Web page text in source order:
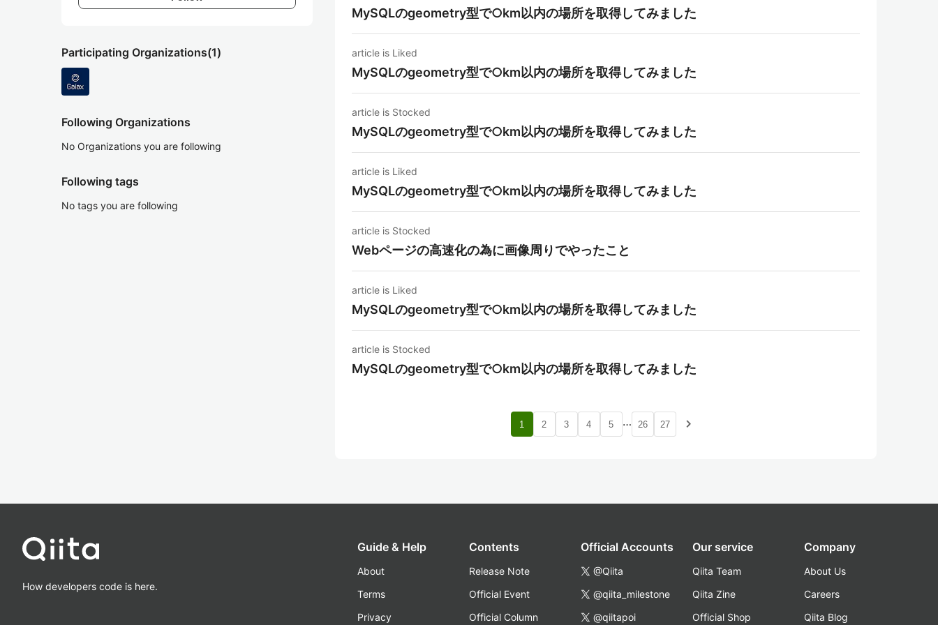
Participating Organizations(1)
Following Organizations
No Organizations you are following
Following tags
No tags you are following
MySQLのgeometry型で○km以内の場所を取得してみました
article is Liked
MySQLのgeometry型で○km以内の場所を取得してみました
article is Stocked
MySQLのgeometry型で○km以内の場所を取得してみました
article is Liked
MySQLのgeometry型で○km以内の場所を取得してみました
article is Stocked
Webページの高速化の為に画像周りでやったこと
article is Liked
MySQLのgeometry型で○km以内の場所を取得してみました
article is Stocked
MySQLのgeometry型で○km以内の場所を取得してみました
1 2 3 4 5 … 26 27 navigate_next
How developers code is here.
Guide & Help
About
Terms
Privacy
Contents
Release Note
Official Event
Official Column
Official Accounts
@Qiita
@qiita_milestone
@qiitapoi
Our service
Qiita Team
Qiita Zine
Official Shop
Company
About Us
Careers
Qiita Blog